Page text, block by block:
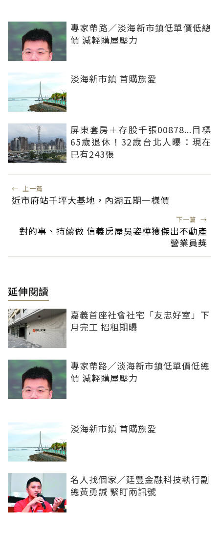
專家帶路／淡海新市鎮低單價低總
價 減輕購屋壓力
淡海新市鎮 首購族愛
屏東套房＋存股千張00878...目標
65歲退休！32歲台北人曝：現在
已有243張
← 上一篇
近市府站千坪大基地，內湖五期一樣價
下一篇 →
對的事、持續做 信義房屋吳姿樺獲傑出不動產
營業員獎
延伸閱讀
嘉義首座社會社宅「友忠好室」下
月完工 招租期曝
專家帶路／淡海新市鎮低單價低總
價 減輕購屋壓力
淡海新市鎮 首購族愛
名人找個家／廷豐金融科技執行副
總黃勇諴 緊盯兩訊號